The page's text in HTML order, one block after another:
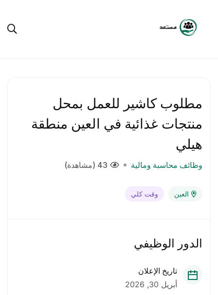
مطلوب كاشير للعمل بمحل
منتجات غذائية في العين منطقة
هيلي
وظائف محاسبة ومالية 43 (مشاهدة)
العين وقت كلي
الدور الوظيفي
تاريخ الإعلان
أبريل 30, 2026